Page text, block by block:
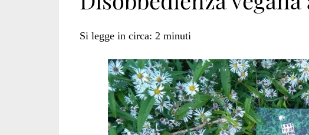
ANTISPECISTA</span>
Si legge in circa: 2 minuti